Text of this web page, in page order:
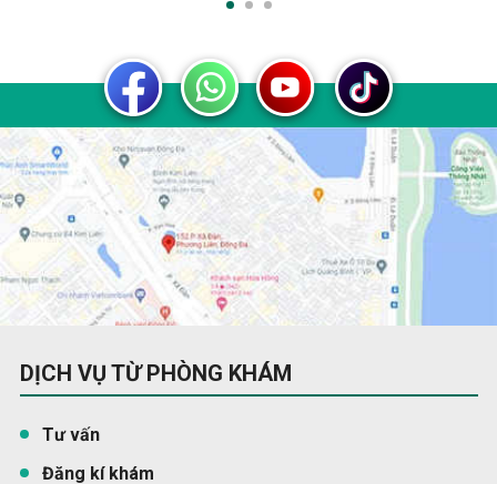
DỊCH VỤ TỪ PHÒNG KHÁM
Tư vấn
Đăng kí khám